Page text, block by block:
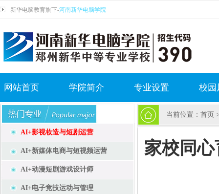
新华电脑教育旗下-河南新华电脑学院
网站首页 学院简介 专业设置 校园
AI+影视妆造与短剧运营
AI+新媒体电商与短视频运营
AI+动漫短剧游戏设计师
AI+电子竞技运动与管理
当前位置： 首页
家校同